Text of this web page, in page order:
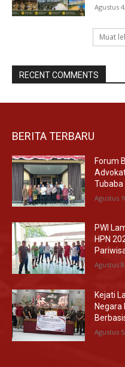
Agustus
Muat
RECENT COMMENTS
BERITA TERBARU
Forum
Tubaba
Agustus
PWI
HPN
Agustus
Kejati
Negara
Agustus